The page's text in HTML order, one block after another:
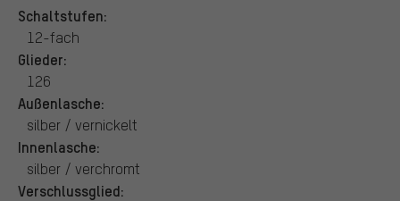
Schaltstufen:
12-fach
Glieder:
126
Außenlasche:
silber / vernickelt
Innenlasche:
silber / verchromt
Verschlussglied: